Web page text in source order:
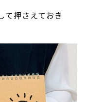
て押さえておき